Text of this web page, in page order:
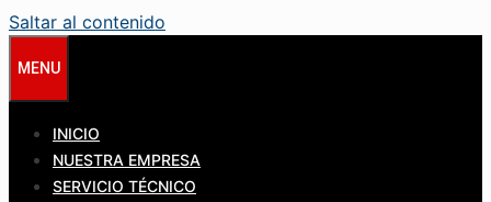
Saltar al contenido
MENU
INICIO
NUESTRA EMPRESA
SERVICIO TÉCNICO